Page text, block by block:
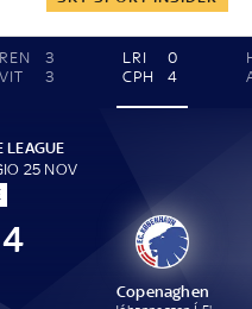
REN
3
VIT
3
LRI
0
CPH
4
LEAGUE
25 NOV
Copenaghen